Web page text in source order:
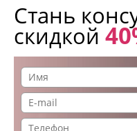
Стань
скидкой